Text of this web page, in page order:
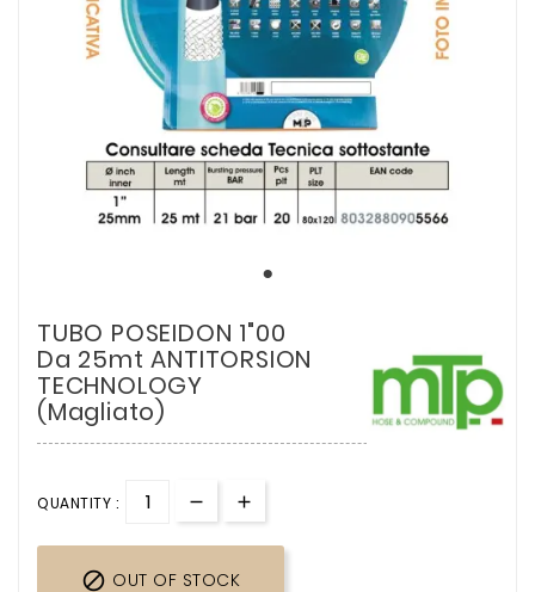
TUBO POSEIDON 1"00
Da 25mt ANTITORSION
TECHNOLOGY
(Magliato)
QUANTITY :
 OUT OF STOCK